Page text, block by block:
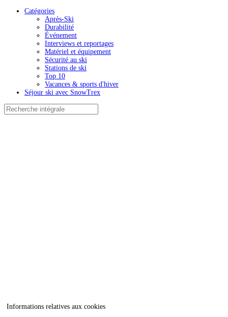
Informations relatives aux cookies
Catégories
Après-Ski
Durabilité
Événement
Interviews et reportages
Matériel et équipement
Sécurité au ski
Stations de ski
Top 10
Vacances & sports d'hiver
Séjour ski avec SnowTrex